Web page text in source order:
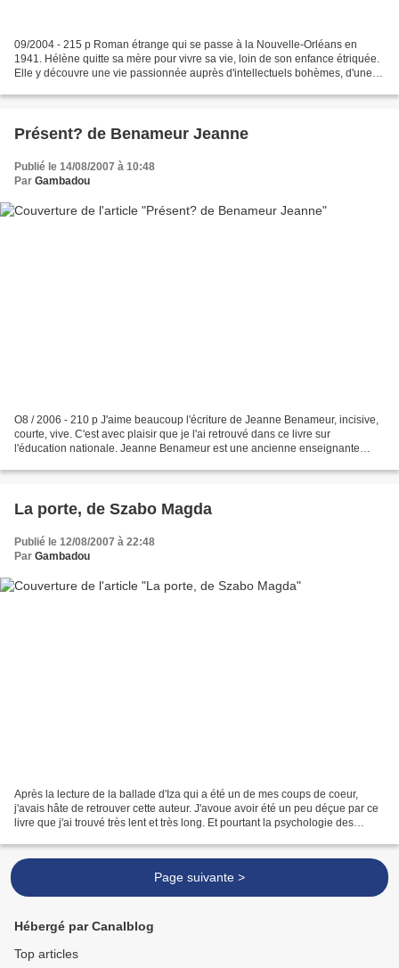
09/2004 - 215 p Roman étrange qui se passe à la Nouvelle-Orléans en
1941. Hélène quitte sa mère pour vivre sa vie, loin de son enfance étriquée.
Elle y découvre une vie passionnée auprès d'intellectuels bohèmes, d'une
Présent? de Benameur Jeanne
Publié le 14/08/2007 à 10:48
Par Gambadou
O8 / 2006 - 210 p J'aime beaucoup l'écriture de Jeanne Benameur, incisive,
courte, vive. C'est avec plaisir que je l'ai retrouvé dans ce livre sur
l'éducation nationale. Jeanne Benameur est une ancienne enseignante
La porte, de Szabo Magda
Publié le 12/08/2007 à 22:48
Par Gambadou
Après la lecture de la ballade d'Iza qui a été un de mes coups de coeur,
j'avais hâte de retrouver cette auteur. J'avoue avoir été un peu déçue par ce
livre que j'ai trouvé très lent et très long. Et pourtant la psychologie des
Page suivante >
Hébergé par Canalblog
Top articles